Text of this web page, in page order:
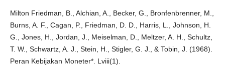
Milton Friedman, B., Alchian, A., Becker, G., Bronfenbrenner, M.,
Burns, A. F., Cagan, P., Friedman, D. D., Harris, L., Johnson, H.
G., Jones, H., Jordan, J., Meiselman, D., Meltzer, A. H., Schultz,
T. W., Schwartz, A. J., Stein, H., Stigler, G. J., & Tobin, J. (1968).
Peran Kebijakan Moneter*. Lviii(1).